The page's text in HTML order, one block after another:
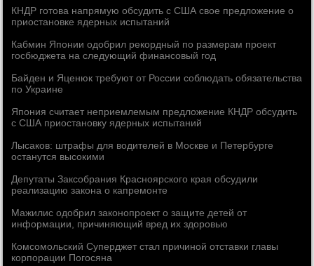
КНДР готова напрямую обсудить с США свое предложение о
приостановке ядерных испытаний
Кабмин Японии одобрил рекордный по размерам проект
госбюджета на следующий финансовый год
Байден и Яценюк требуют от России соблюдать обязательства
по Украине
Япония считает неприемлемым предложение КНДР обсудить
с США приостановку ядерных испытаний
Лысаков: штрафы для водителей в Москве и Петербурге
останутся высокими
Депутаты Заксобрания Красноярского края обсудили
реализацию закона о капремонте
Мажилис одобрил законопроект о защите детей от
информации, причиняющий вред их здоровью
Комсомольский Суперджет стал причиной отставки главы
корпорации Погосяна